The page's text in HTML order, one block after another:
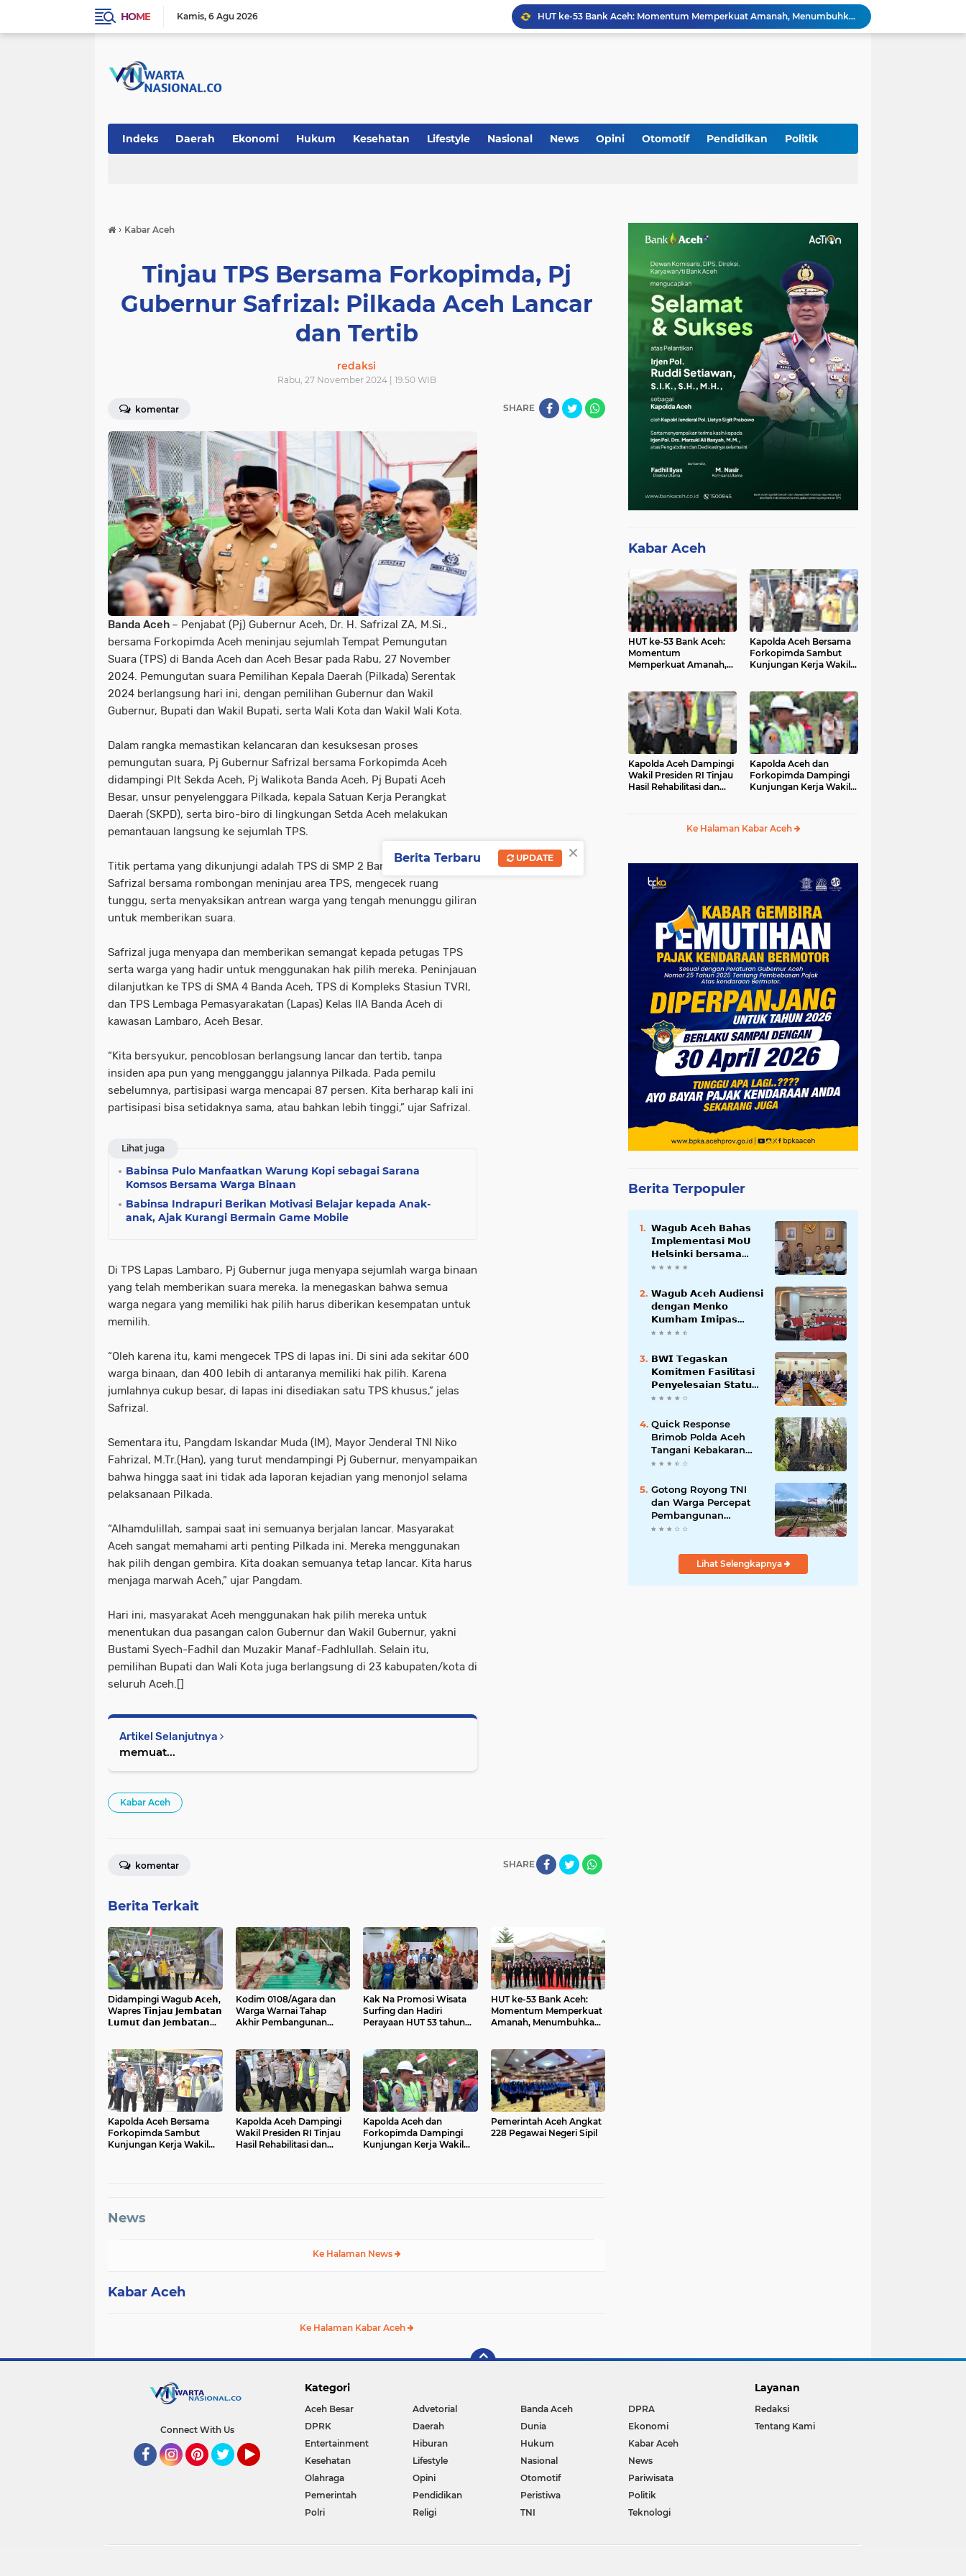
HOME Kamis 6 Agu 2026
HUT ke-53 Bank Aceh: Momentum Memperkuat Amanah, Menumbuhkan Keberkahan Bagi Aceh
Silaturahmi Lintas Sektor di Kuta Alam, TNI–Polri dan Desa Perkokoh Kebersamaan
Kapolda Aceh dan Forkopimda Dampingi Kunjungan Kerja Wakil Presiden RI Gibran Rakabuming Raka di Aceh Tengah
Indeks Daerah Ekonomi Hukum Kesehatan Lifestyle Nasional News Opini Otomotif Pendidikan Politik
› Kabar Aceh
Tinjau TPS Bersama Forkopimda, Pj
Gubernur Safrizal: Pilkada Aceh Lancar
dan Tertib
redaksi
Rabu, 27 November 2024 | 19.50 WIB
komentar SHARE
Banda Aceh – Penjabat (Pj) Gubernur Aceh, Dr. H. Safrizal ZA, M.Si.,
bersama Forkopimda Aceh meninjau sejumlah Tempat Pemungutan
Suara (TPS) di Banda Aceh dan Aceh Besar pada Rabu, 27 November
2024. Pemungutan suara Pemilihan Kepala Daerah (Pilkada) Serentak
2024 berlangsung hari ini, dengan pemilihan Gubernur dan Wakil
Gubernur, Bupati dan Wakil Bupati, serta Wali Kota dan Wakil Wali Kota.
Dalam rangka memastikan kelancaran dan kesuksesan proses
pemungutan suara, Pj Gubernur Safrizal bersama Forkopimda Aceh
didampingi Plt Sekda Aceh, Pj Walikota Banda Aceh, Pj Bupati Aceh
Besar, unsur penyelenggara Pilkada, kepala Satuan Kerja Perangkat
Daerah (SKPD), serta biro-biro di lingkungan Setda Aceh melakukan
pemantauan langsung ke sejumlah TPS.
Titik pertama yang dikunjungi adalah TPS di SMP 2 Banda Aceh. Di sana,
Safrizal bersama rombongan meninjau area TPS, mengecek ruang
tunggu, serta menyaksikan antrean warga yang tengah menunggu giliran
untuk memberikan suara.
Safrizal juga menyapa dan memberikan semangat kepada petugas TPS
serta warga yang hadir untuk menggunakan hak pilih mereka. Peninjauan
dilanjutkan ke TPS di SMA 4 Banda Aceh, TPS di Kompleks Stasiun TVRI,
dan TPS Lembaga Pemasyarakatan (Lapas) Kelas IIA Banda Aceh di
kawasan Lambaro, Aceh Besar.
“Kita bersyukur, pencoblosan berlangsung lancar dan tertib, tanpa
insiden apa pun yang mengganggu jalannya Pilkada. Pada pemilu
sebelumnya, partisipasi warga mencapai 87 persen. Kita berharap kali ini
partisipasi bisa setidaknya sama, atau bahkan lebih tinggi,” ujar Safrizal.
Lihat juga
Babinsa Pulo Manfaatkan Warung Kopi sebagai Sarana
Komsos Bersama Warga Binaan
Babinsa Indrapuri Berikan Motivasi Belajar kepada Anak-
anak, Ajak Kurangi Bermain Game Mobile
Di TPS Lapas Lambaro, Pj Gubernur juga menyapa sejumlah warga binaan
yang telah memberikan suara mereka. Ia menegaskan bahwa semua
warga negara yang memiliki hak pilih harus diberikan kesempatan untuk
memilih.
“Oleh karena itu, kami mengecek TPS di lapas ini. Di sini ada sekitar 600
warga binaan, dan 400 lebih di antaranya memiliki hak pilih. Karena
jumlahnya cukup besar, di lapas ini disediakan satu TPS khusus,” jelas
Safrizal.
Sementara itu, Pangdam Iskandar Muda (IM), Mayor Jenderal TNI Niko
Fahrizal, M.Tr.(Han), yang turut mendampingi Pj Gubernur, menyampaikan
bahwa hingga saat ini tidak ada laporan kejadian yang menonjol selama
pelaksanaan Pilkada.
“Alhamdulillah, sampai saat ini semuanya berjalan lancar. Masyarakat
Aceh sangat memahami arti penting Pilkada ini. Mereka menggunakan
hak pilih dengan gembira. Kita doakan semuanya tetap lancar. Kita harus
menjaga marwah Aceh,” ujar Pangdam.
Hari ini, masyarakat Aceh menggunakan hak pilih mereka untuk
menentukan dua pasangan calon Gubernur dan Wakil Gubernur, yakni
Bustami Syech-Fadhil dan Muzakir Manaf-Fadhlullah. Selain itu,
pemilihan Bupati dan Wali Kota juga berlangsung di 23 kabupaten/kota di
seluruh Aceh.[]
Artikel Selanjutnya
memuat...
Kabar Aceh
SHARE
komentar
Berita Terkait
Didampingi Wagub 𝗔𝗰𝗲𝗵,
Wapres 𝗧𝗶𝗻𝗷𝗮𝘂 𝗝𝗲𝗺𝗯𝗮𝘁𝗮𝗻
𝗟𝘂𝗺𝘂𝘁 𝗱𝗮𝗻 𝗝𝗲𝗺𝗯𝗮𝘁𝗮𝗻
Kodim 0108/Agara dan
Warga Warnai Tahap
Akhir Pembangunan
Kak Na Promosi Wisata
Surfing dan Hadiri
Perayaan HUT 53 tahun
HUT ke-53 Bank Aceh:
Momentum Memperkuat
Amanah, Menumbuhkan
Kapolda Aceh Bersama
Forkopimda Sambut
Kunjungan Kerja Wakil
Kapolda Aceh Dampingi
Wakil Presiden RI Tinjau
Hasil Rehabilitasi dan
Kapolda Aceh dan
Forkopimda Dampingi
Kunjungan Kerja Wakil
Pemerintah Aceh Angkat
228 Pegawai Negeri Sipil
News
Ke Halaman News
Kabar Aceh
Ke Halaman Kabar Aceh
Kabar Aceh
HUT ke-53 Bank Aceh:
Momentum
Memperkuat Amanah,
Kapolda Aceh Bersama
Forkopimda Sambut
Kunjungan Kerja Wakil
Kapolda Aceh Dampingi
Wakil Presiden RI Tinjau
Hasil Rehabilitasi dan
Kapolda Aceh dan
Forkopimda Dampingi
Kunjungan Kerja Wakil
Ke Halaman Kabar Aceh
Berita Terpopuler
𝗪𝗮𝗴𝘂𝗯 𝗔𝗰𝗲𝗵 𝗕𝗮𝗵𝗮𝘀
𝗜𝗺𝗽𝗹𝗲𝗺𝗲𝗻𝘁𝗮𝘀𝗶 𝗠𝗼𝗨
𝗛𝗲𝗹𝘀𝗶𝗻𝗸𝗶 𝗯𝗲𝗿𝘀𝗮𝗺𝗮
𝗦𝗲𝗸𝗿𝗲𝘁𝗮𝗿𝗶𝗮𝘁 𝗡𝗲𝗴𝗮𝗿𝗮
𝗪𝗮𝗴𝘂𝗯 𝗔𝗰𝗲𝗵 𝗔𝘂𝗱𝗶𝗲𝗻𝘀𝗶
𝗱𝗲𝗻𝗴𝗮𝗻 𝗠𝗲𝗻𝗸𝗼
𝗞𝘂𝗺𝗵𝗮𝗺 𝗜𝗺𝗶𝗽𝗮𝘀
𝗧𝗲𝗿𝗸𝗮𝗶𝘁 𝗦𝘁𝗮𝘁𝘂𝘀 𝗪𝗮𝗸𝗮𝗳
𝗕𝗪𝗜 𝗧𝗲𝗴𝗮𝘀𝗸𝗮𝗻
𝗞𝗼𝗺𝗶𝘁𝗺𝗲𝗻 𝗙𝗮𝘀𝗶𝗹𝗶𝘁𝗮𝘀𝗶
𝗣𝗲𝗻𝘆𝗲𝗹𝗲𝘀𝗮𝗶𝗮𝗻 𝗦𝘁𝗮𝘁𝘂𝘀
𝗪𝗮𝗸𝗮𝗳 𝗕𝗹𝗮𝗻𝗴 𝗣𝗮𝗱𝗮𝗻𝗴
Quick Response
Brimob Polda Aceh
Tangani Kebakaran
Hutan di Lembah
Gotong Royong TNI
dan Warga Percepat
Pembangunan
Jembatan Gantung
Aceh Tenggara
Lihat Selengkapnya
Connect With Us
Kategori
Aceh Besar Advetorial Banda Aceh
DPRA
DPRK
Daerah Dunia
Ekonomi
Entertainment
Hiburan Hukum
Kabar Aceh
Kesehatan
Lifestyle Nasional
News
Olahraga
Opini Otomotif
Pariwisata
Pemerintah
Pendidikan Peristiwa
Politik
Polri
Religi TNI Teknologi
Layanan
Redaksi
Tentang Kami
×
Berita Terbaru UPDATE